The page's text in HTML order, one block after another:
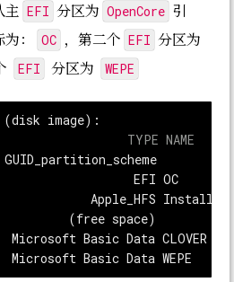
主 EFI 分区为 OpenCore 引
：
OC ，第二个 EFI 分区为
EFI 分区为 WEPE
image):
TYPE NAME
EFI OC
Apple_HFS Install
(free space)
Microsoft Basic Data CLOVER
Microsoft Basic Data WEPE